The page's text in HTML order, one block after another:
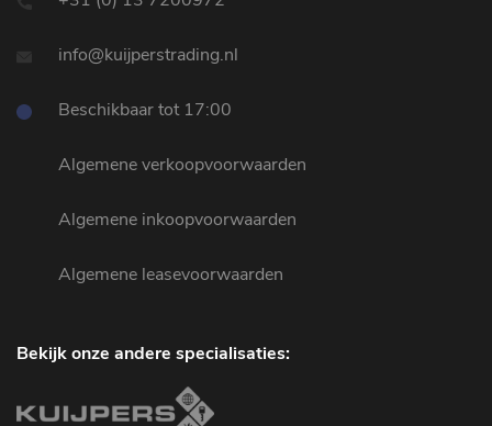
info@kuijperstrading.nl
Beschikbaar tot 17:00
Algemene verkoopvoorwaarden
Algemene inkoopvoorwaarden
Algemene leasevoorwaarden
Bekijk onze andere specialisaties: